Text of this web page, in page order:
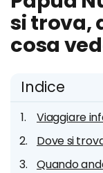
si trova,
cosa
Indice
Viaggiare
Dove si
Quando